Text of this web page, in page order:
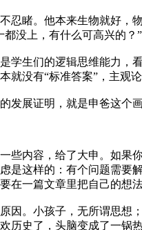
忍睹。他本来生物就好，
没上，有什么可高兴的
学生们的逻辑思维能力，
就没有“标准答案”，主观
发展证明，就是申爸这个
些内容，给了大申。如果
是这样的：有个问题需要
在一篇文章里把自己的想
因。小孩子，无所谓思想
历史了，头脑变成了一锅